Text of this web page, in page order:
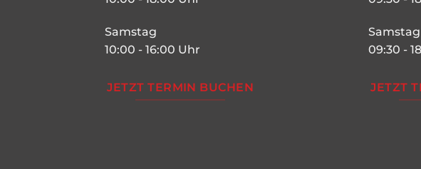
Samstag
10:00 - 16:00 Uhr
JETZT TERMIN BUCHEN
Samstag
09:30 -
JETZT